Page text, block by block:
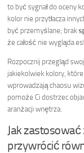
to być sygnał do oceny
kolor nie przytłacza
być przemyślane; brak
że całość nie wygląda
Rozpocznij przegląd
jakiekolwiek kolory,
wprowadzają chaosu
pomoże Ci dostrzec
aranżacji wnętrza.
Jak
przywrócić